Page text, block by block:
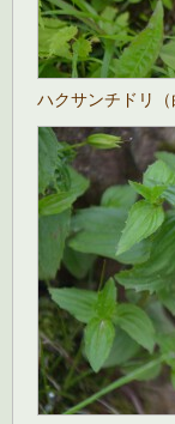
ハクサンチドリ